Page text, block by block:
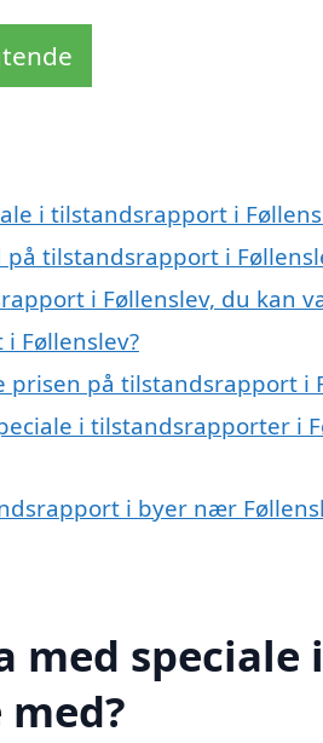
i tilstandsrapport i
tilstandsrapport i
i Føllenslev, du kan
Føllenslev?
prisen på tilstandsrapport i
i tilstandsrapporter i
i byer nær
med